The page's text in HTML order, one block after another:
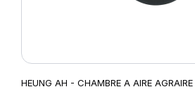
HEUNG AH - CHAMBRE A AIRE AGRAIRE